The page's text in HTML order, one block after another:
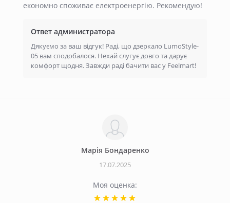
економно споживає електроенергію. Рекомендую!
Ответ администратора
Дякуємо за ваш відгук! Раді, що дзеркало LumoStyle-
05 вам сподобалося. Нехай слугує довго та дарує
комфорт щодня. Завжди раді бачити вас у Feelmart!
Марія Бондаренко
17.07.2025
Моя оценка: